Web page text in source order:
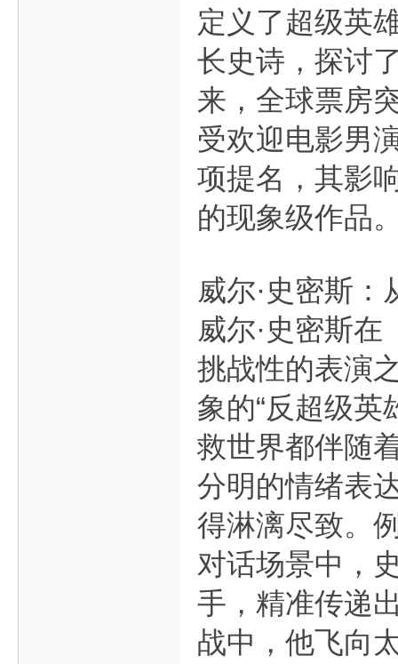
定义了超级英
长史诗，探讨
来，全球票房
受欢迎电影男
项提名，其影
的现象级作品
威尔·史密斯：
威尔·史密斯
挑战性的表演
象的“反超级
救世界都伴随
分明的情绪表
得淋漓尽致。
对话场景中，
手，精准传递
战中，他飞向